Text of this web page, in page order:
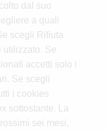
dal suo
a quali
scegli Rifiuta
utilizzato. Se
accetti solo i
Se scegli
i cookies
sottostante. La
sei mesi,